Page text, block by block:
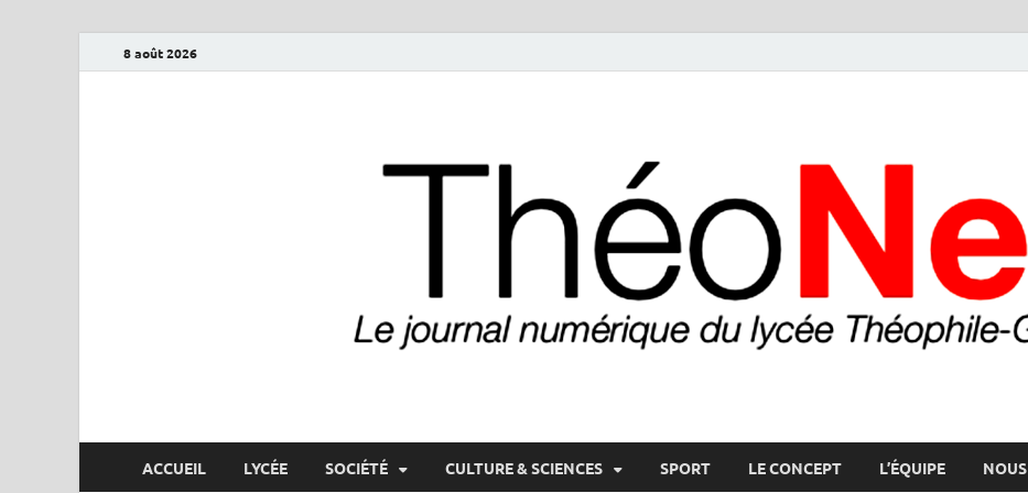
8 août 2026
ThéoNet
ACCUEIL LYCÉE SOCIÉTÉ CULTURE & SCIENCES SPORT LE CONCEPT L’ÉQUIPE